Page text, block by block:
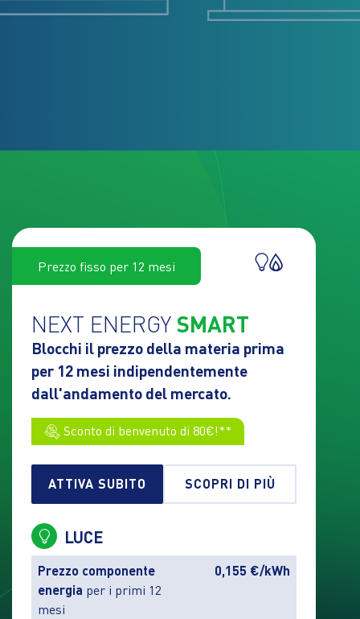
Prezzo fisso per 12 mesi
NEXT ENERGYSMART
Blocchi il prezzo della materia prima
per 12 mesi indipendentemente
dall'andamento del mercato.
Sconto di benvenuto di 80€!**
ATTIVA SUBITO SCOPRI DI PIÙ
LUCE
Prezzo componente
energia per i primi 12
mesi
0,155 €/kWh